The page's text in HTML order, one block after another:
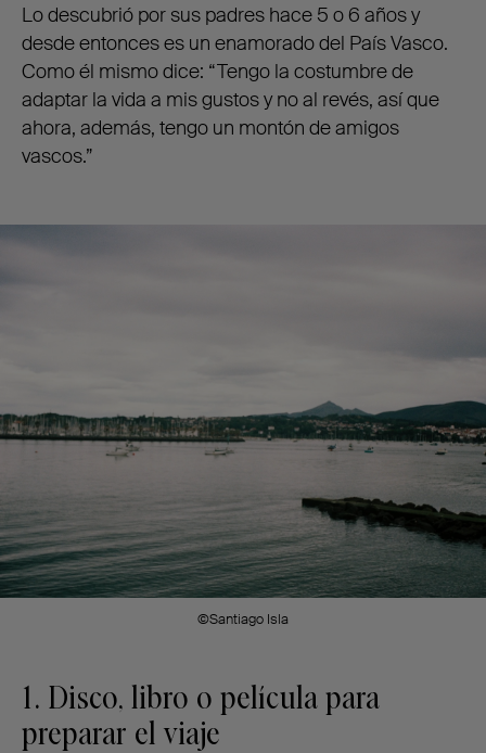
Lo descubrió por sus padres hace 5 o 6 años y
desde entonces es un enamorado del País Vasco.
Como él mismo dice: “Tengo la costumbre de
adaptar la vida a mis gustos y no al revés, así que
ahora, además, tengo un montón de amigos
vascos.”
©Santiago Isla
1. Disco, libro o película para
preparar el viaje